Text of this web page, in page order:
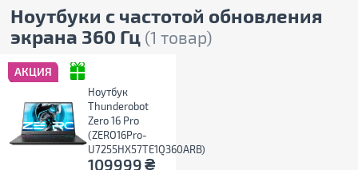
Ноутбуки с частотой обновления
экрана 360 Гц (1 товар)
АКЦИЯ
Ноутбук
Thunderobot
Zero 16 Pro
(ZERO16Pro-
U7255HX57TE1Q360ARB)
109999₴